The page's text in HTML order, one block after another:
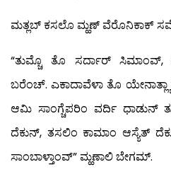
ಮತ್ಲಬ್ ಕಸಲೊ ಮ್ಹಣ್ ವೆರೊನಿಕಾಕ್
“ತುಮ್ಚೊ ತೊ ಸರ್ದಾರ್ ಸಿಮಾಂವ್,
ಬರೆಂಚ್. ಎಕಾದಾವೆಳಾ ತೊ
ಆಮಿ ಸಾಂಗ್ಚೆಪರಿಂ ವರ್ದಿ ಧಾಡುನ್
ದೆಕುನ್, ತಸಲಿಂ ಕಾಮಾಂ ಆಸ್ಯೆತ್
ಸಾಂಬಾಳ್ತಾಂವ್” ಮ್ಹಣಾಲಿ ಬೇಗಮ್.